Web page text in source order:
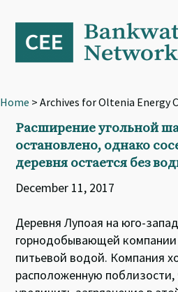
primary
navigation
content
footer
Home > Archives for Oltenia Energy
Расширение угольной
остановлено, однако
деревня остается без
December 11, 2017
Деревня Лупоая на юго-
горнодобывающей
питьевой водой. Компания
расположенную